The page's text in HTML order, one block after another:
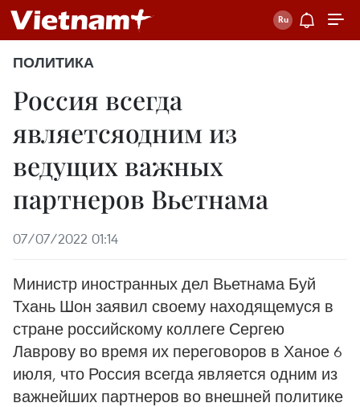
ПОЛИТИКА
Россия всегда
являетсяодним из
ведущих важных
партнеров Вьетнама
07/07/2022 01:14
Министр иностранных дел Вьетнама Буй
Тхань Шон заявил своему находящемуся в
стране российскому коллеге Сергею
Лаврову во время их переговоров в Ханое 6
июля, что Россия всегда является одним из
важнейших партнеров во внешней политике